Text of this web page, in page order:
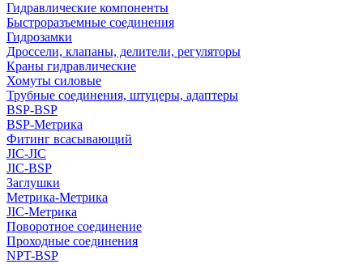
Гидравлические компоненты
Быстроразъемные соединения
Гидрозамки
Дроссели, клапаны, делители, регуляторы
Краны гидравлические
Хомуты силовые
Трубные соединения, штуцеры, адаптеры
BSP-BSP
BSP-Метрика
Фитинг всасывающий
JIC-JIC
JIC-BSP
Заглушки
Метрика-Метрика
JIC-Метрика
Поворотное соединение
Проходные соединения
NPT-BSP